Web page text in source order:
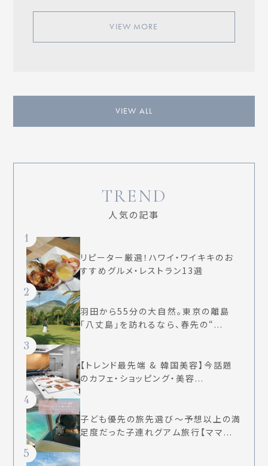
VIEW MORE
VIEW ALL
TREND
人気の記事
1
リピーター厳選！ハワイ・ワイキキのお
すすめグルメ・レストラン13選
2
羽田から55分の大自然。東京の離島
「八丈島」を訪れるなら、春先の“...
3
【トレンド最先端 & 韓国美容】今話題
のカフェ・ショッピング・美容...
4
子ども優先の旅先選び〜予想以上の満
足度だった子連れグアム旅行【ママ...
5